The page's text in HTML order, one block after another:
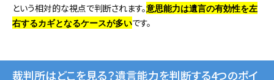
という相対的な視点で判断されます。意思能力は遺言の有効性を左
右するカギとなるケースが多いです。
裁判所はどこを見る？遺言能力を判断する4つのポイ